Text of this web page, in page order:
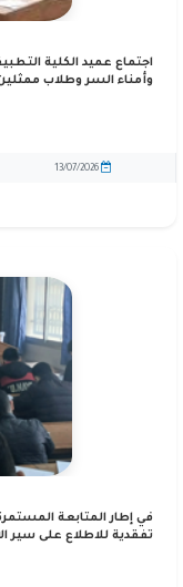
اجتماع عميد الكلية
وأمناء السر وطلاب
في إطار المتابعة
تفقدية للاطلاع على سير